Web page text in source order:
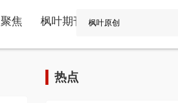
焦 枫叶期刊
热点